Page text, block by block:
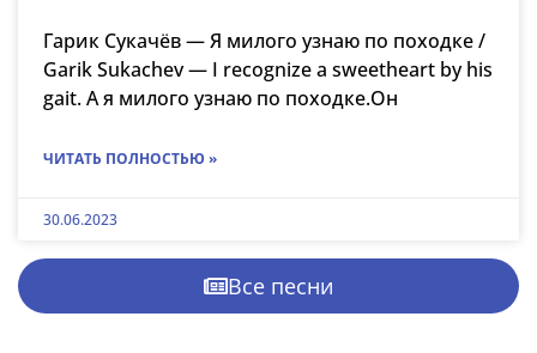
Гарик Сукачёв — Я милого узнаю по походке /
Garik Sukachev — I recognize a sweetheart by his
gait. А я милого узнаю по походке.Он
ЧИТАТЬ ПОЛНОСТЬЮ »
30.06.2023
Все песни